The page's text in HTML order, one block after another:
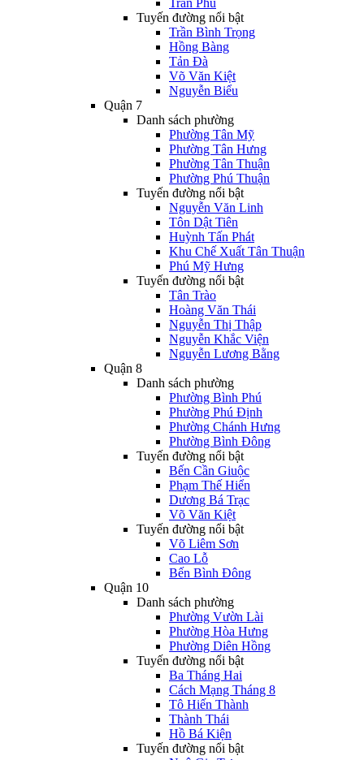
Trần Phú
Tuyến đường nổi bật
Trần Bình Trọng
Hồng Bàng
Tản Đà
Võ Văn Kiệt
Nguyễn Biểu
Quận 7
Danh sách phường
Phường Tân Mỹ
Phường Tân Hưng
Phường Tân Thuận
Phường Phú Thuận
Tuyến đường nổi bật
Nguyễn Văn Linh
Tôn Dật Tiên
Huỳnh Tấn Phát
Khu Chế Xuất Tân Thuận
Phú Mỹ Hưng
Tuyến đường nổi bật
Tân Trào
Hoàng Văn Thái
Nguyễn Thị Thập
Nguyễn Khắc Viện
Nguyễn Lương Bằng
Quận 8
Danh sách phường
Phường Bình Phú
Phường Phú Định
Phường Chánh Hưng
Phường Bình Đông
Tuyến đường nổi bật
Bến Cần Giuộc
Phạm Thế Hiển
Dương Bá Trạc
Võ Văn Kiệt
Tuyến đường nổi bật
Võ Liêm Sơn
Cao Lỗ
Bến Bình Đông
Quận 10
Danh sách phường
Phường Vườn Lài
Phường Hòa Hưng
Phường Diên Hồng
Tuyến đường nổi bật
Ba Tháng Hai
Cách Mạng Tháng 8
Tô Hiến Thành
Thành Thái
Hồ Bá Kiện
Tuyến đường nổi bật